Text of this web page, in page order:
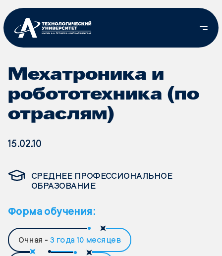
Мехатроника и
робототехника (по
отраслям)
15.02.10
СРЕДНЕЕ ПРОФЕССИОНАЛЬНОЕ
ОБРАЗОВАНИЕ
Форма обучения:
Очная - 3 года 10 месяцев